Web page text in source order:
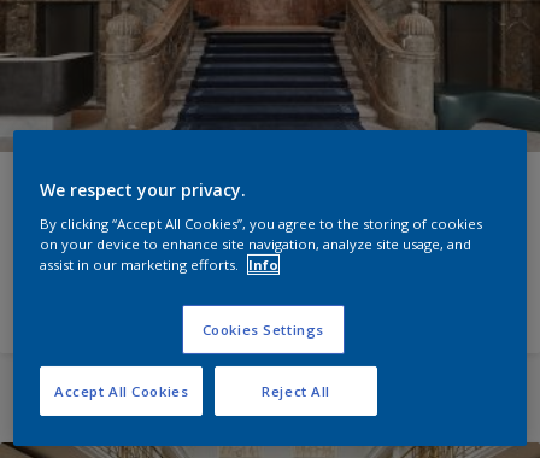
Rosewood Hotel München
Eine Klasse für sich
We respect your privacy.
By clicking “Accept All Cookies”, you agree to the storing of cookies
on your device to enhance site navigation, analyze site usage, and
assist in our marketing efforts.
Info
Cookies Settings
Reject All
Accept All Cookies